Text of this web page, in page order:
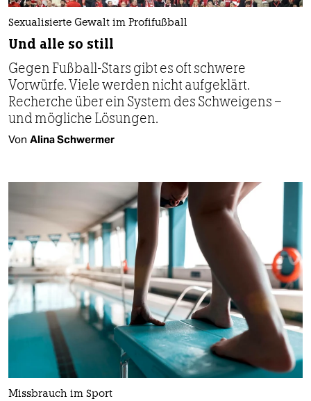
Sexualisierte Gewalt im Profifußball
Und alle so still
Gegen Fußball-Stars gibt es oft schwere
Vorwürfe. Viele werden nicht aufgeklärt.
Recherche über ein System des Schweigens –
und mögliche Lösungen.
Von Alina Schwermer
Missbrauch im Sport